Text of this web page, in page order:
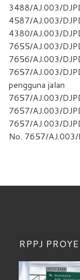
3488/AJ.003/
4587/AJ.003/
4380/AJ.003/
7655/AJ.003/
7656/AJ.003/
7657/AJ.003/
pengguna jalan
7657/AJ.003/
7657/AJ.003/
7657/AJ.003/
No. 7657/AJ.003/
RPPJ